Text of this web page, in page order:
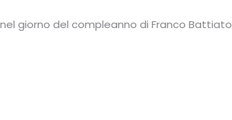
nel giorno del compleanno di Franco Battiato